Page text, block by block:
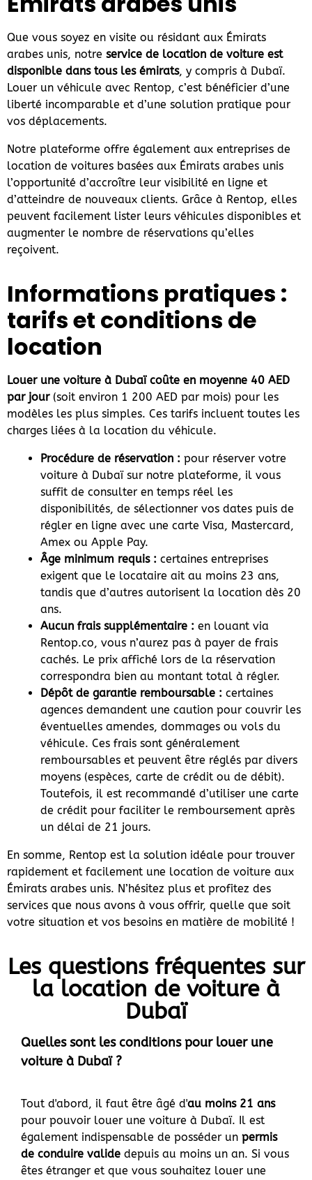
Que vous soyez en visite ou résidant aux Émirats
arabes unis, notre service de location de voiture est
disponible dans tous les émirats, y compris à Dubaï.
Louer un véhicule avec Rentop, c’est bénéficier d’une
liberté incomparable et d’une solution pratique pour
vos déplacements.
Notre plateforme offre également aux entreprises de
location de voitures basées aux Émirats arabes unis
l’opportunité d’accroître leur visibilité en ligne et
d’atteindre de nouveaux clients. Grâce à Rentop, elles
peuvent facilement lister leurs véhicules disponibles et
augmenter le nombre de réservations qu’elles
reçoivent.
Informations pratiques :
tarifs et conditions de
location
Louer une voiture à Dubaï coûte en moyenne 40 AED
par jour(soit environ 1 200 AED par mois) pour les
modèles les plus simples. Ces tarifs incluent toutes les
charges liées à la location du véhicule.
Procédure de réservation : pour réserver votre
voiture à Dubaï sur notre plateforme, il vous
suffit de consulter en temps réel les
disponibilités, de sélectionner vos dates puis de
régler en ligne avec une carte Visa, Mastercard,
Amex ou Apple Pay.
Âge minimum requis : certaines entreprises
exigent que le locataire ait au moins 23 ans,
tandis que d’autres autorisent la location dès 20
ans.
Aucun frais supplémentaire : en louant via
Rentop.co, vous n’aurez pas à payer de frais
cachés. Le prix affiché lors de la réservation
correspondra bien au montant total à régler.
Dépôt de garantie remboursable : certaines
agences demandent une caution pour couvrir les
éventuelles amendes, dommages ou vols du
véhicule. Ces frais sont généralement
remboursables et peuvent être réglés par divers
moyens (espèces, carte de crédit ou de débit).
Toutefois, il est recommandé d’utiliser une carte
de crédit pour faciliter le remboursement après
un délai de 21 jours.
En somme, Rentop est la solution idéale pour trouver
rapidement et facilement une location de voiture aux
Émirats arabes unis. N’hésitez plus et profitez des
services que nous avons à vous offrir, quelle que soit
votre situation et vos besoins en matière de mobilité !
Les questions fréquentes sur
la location de voiture à
Dubaï
Quelles sont les conditions pour louer une
voiture à Dubaï ?
Tout d'abord, il faut être âgé d'au moins 21 ans
pour pouvoir louer une voiture à Dubaï. Il est
également indispensable de posséder un permis
de conduire valide depuis au moins un an. Si vous
êtes étranger et que vous souhaitez louer une